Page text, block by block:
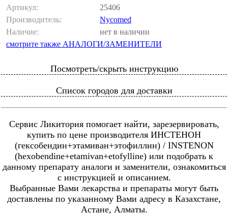
Артикул:
25406
Производитель:
Nycomed
Наличие:
нет в наличии
смотрите также АНАЛОГИ/ЗАМЕНИТЕЛИ
Посмотреть/скрыть инструкцию
Список городов для доставки
Сервис Ликитория помогает найти, зарезервировать,
купить по цене производителя ИНСТЕНОН
(гексобендин+этамиван+этофиллин) / INSTENON
(hexobendine+etamivan+etofylline) или подобрать к
данному препарату аналоги и заменители, ознакомиться
с инструкцией и описанием.
Выбранные Вами лекарства и препараты могут быть
доставлены по указанному Вами адресу в Казахстане,
Астане, Алматы.